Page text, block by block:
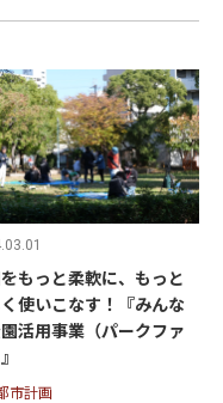
もっと柔軟に、もっと
使いこなす！『みんな
活用事業（パークファ
市計画